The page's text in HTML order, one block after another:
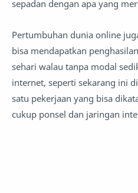
sepadan dengan apa yang
Pertumbuhan dunia online
bisa mendapatkan
sehari walau tanpa modal
internet, seperti sekarang ini
satu pekerjaan yang bisa
cukup ponsel dan jaringan